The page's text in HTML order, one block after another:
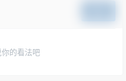
的看法吧